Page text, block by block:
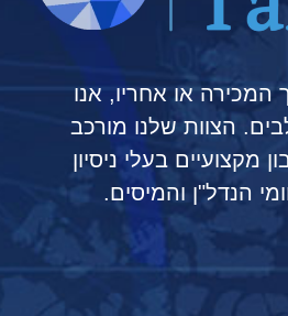
או אחריו, אנו
הצוות שלנו מורכב
מקצועיים בעלי ניסיון
הנדל"ן והמיסים.